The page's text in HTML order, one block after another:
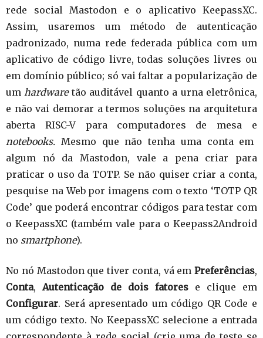
rede social Mastodon e o aplicativo KeepassXC.
Assim, usaremos um método de autenticação
padronizado, numa rede federada pública com um
aplicativo de código livre, todas soluções livres ou
em domínio público; só vai faltar a popularização de
um hardwaretão auditável quanto a urna eletrônica,
e não vai demorar a termos soluções na arquitetura
aberta RISC-V para computadores de mesa e
notebooks. Mesmo que não tenha uma conta em
algum nó da Mastodon, vale a pena criar para
praticar o uso da TOTP. Se não quiser criar a conta,
pesquise na Web por imagens com o texto ‘TOTP QR
Code’ que poderá encontrar códigos para testar com
o KeepassXC (também vale para o Keepass2Android
no smartphone).
No nó Mastodon que tiver conta, vá em Preferências,
Conta, Autenticação de dois fatores e clique em
Configurar. Será apresentado um código QR Code e
um código texto. No KeepassXC selecione a entrada